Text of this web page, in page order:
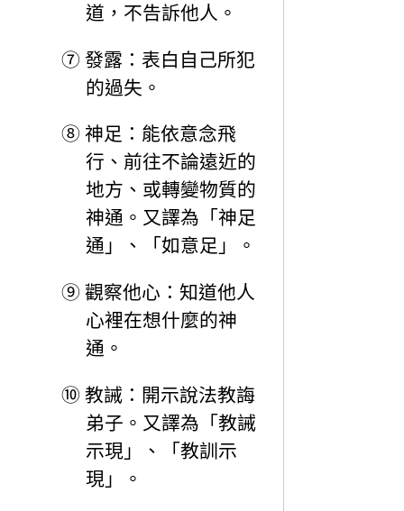
道，不告訴他人。
⑦ 發露：表白自己所犯
的過失。
⑧ 神足：能依意念飛
行、前往不論遠近的
地方、或轉變物質的
神通。又譯為「神足
通」、「如意足」。
⑨ 觀察他心：知道他人
心裡在想什麼的神
通。
⑩ 教誡：開示說法教誨
弟子。又譯為「教誡
示現」、「教訓示
現」。